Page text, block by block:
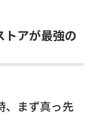
トアが最強の
、まず真っ先